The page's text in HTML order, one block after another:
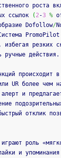
роста
ссылок
( 2‑3 %
Dofollow/
PromoPilot
избегая резких
ручные действия.
происходит
UR более чем
алерт и
отклик
играют роль
и